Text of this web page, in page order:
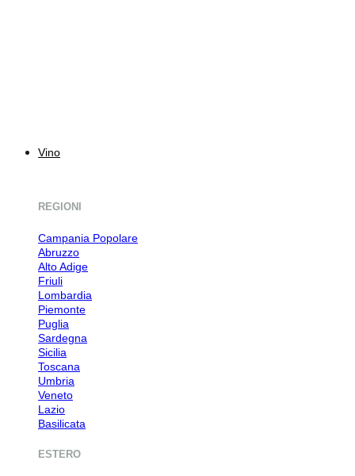
Vino
REGIONI
Campania
Abruzzo
Alto Adige
Friuli
Lombardia
Piemonte
Puglia
Sardegna
Sicilia
Toscana
Umbria
Veneto
Lazio
Basilicata
ESTERO